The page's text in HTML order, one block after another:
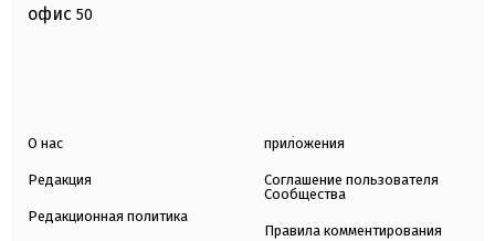
офис 50
О нас
Редакция
Редакционная политика
приложения
Соглашение пользователя
Сообщества
Правила комментирования